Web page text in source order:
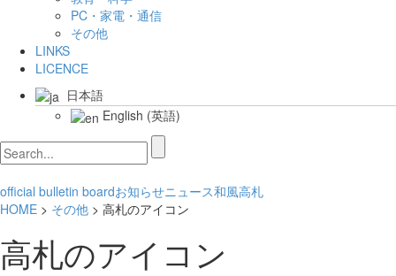
PC・家電・通信
その他
LINKS
LICENCE
日本語
English (英語)
official bulletin boardお知らせニュース和風高札
HOME > その他 > 高札のアイコン
高札のアイコン